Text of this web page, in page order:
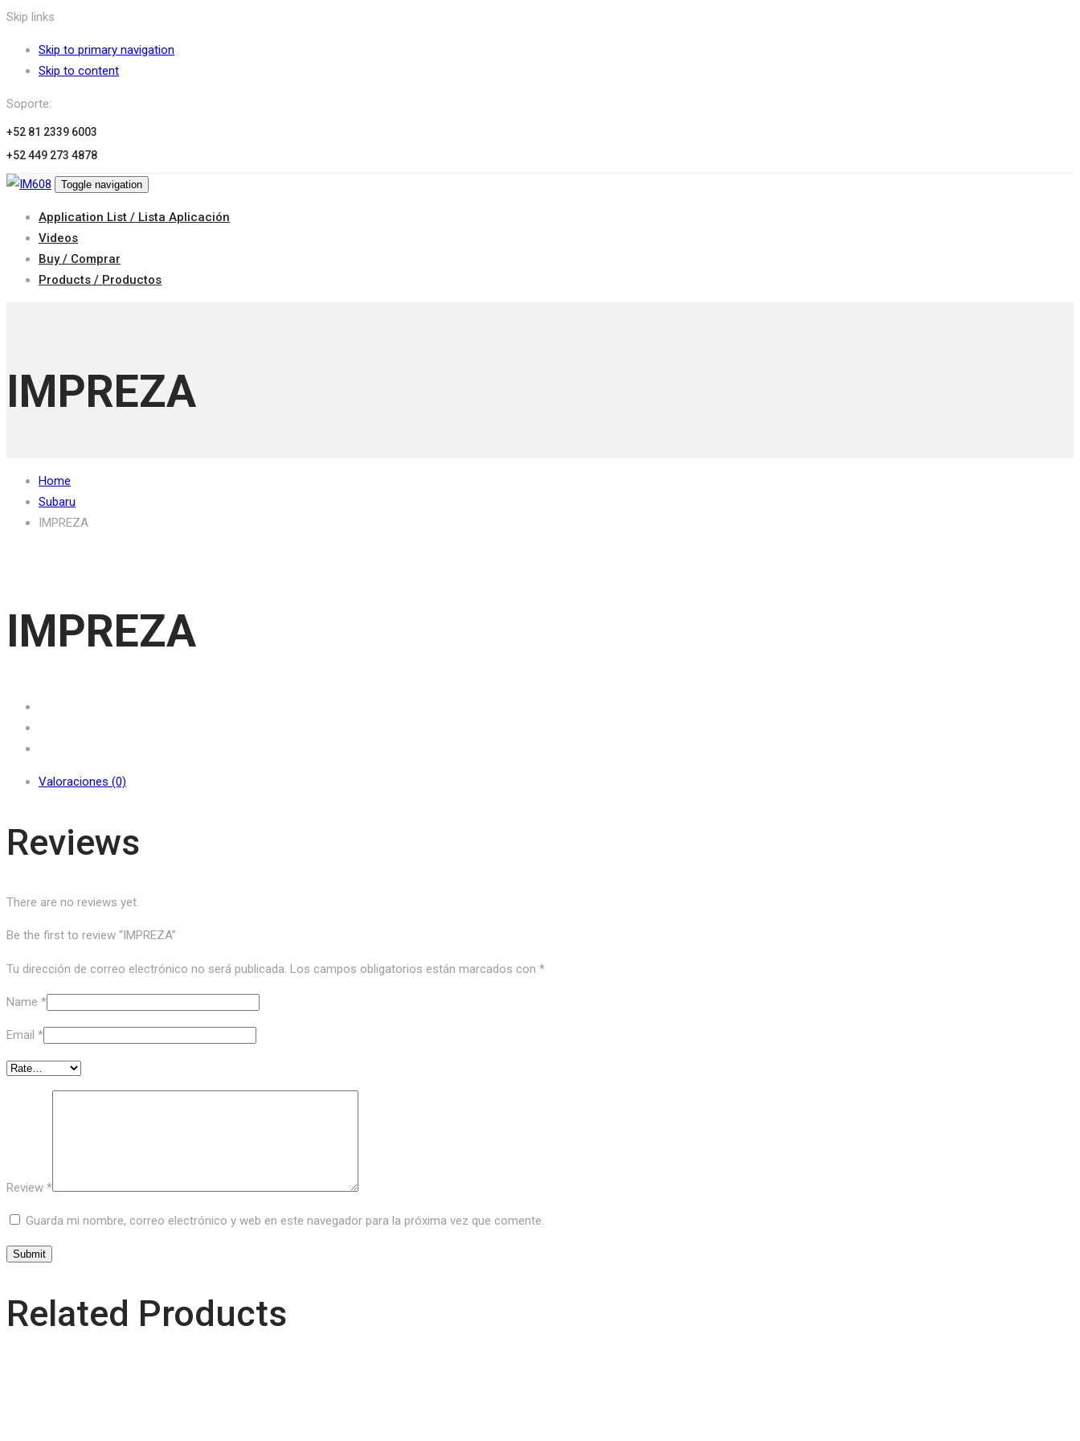
Skip links
Skip to primary navigation
Skip to content
Soporte:
+52 81 2339 6003
+52 449 273 4878
Toggle navigation
Application List / Lista Aplicación
Videos
Buy / Comprar
Products / Productos
IMPREZA
Home
Subaru
IMPREZA
IMPREZA
Valoraciones (0)
Reviews
There are no reviews yet.
Be the first to review “IMPREZA”
Tu dirección de correo electrónico no será publicada. Los campos obligatorios están marcados con *
Name *
Email *
Review *
Guarda mi nombre, correo electrónico y web en este navegador para la próxima vez que comente.
Related Products